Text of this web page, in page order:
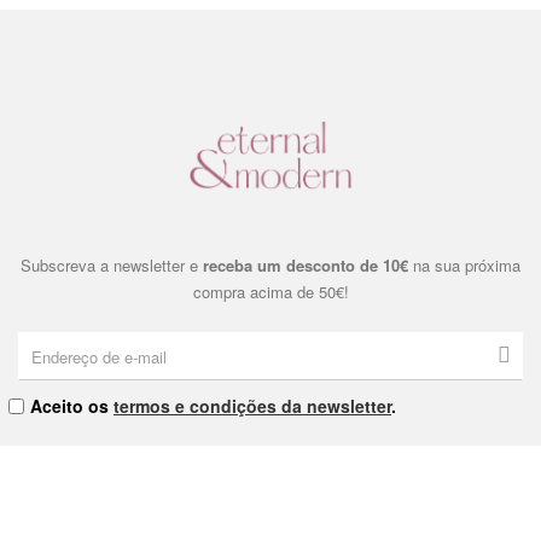
Subscreva a newsletter e receba um desconto de 10€ na sua próxima
compra acima de 50€!
Aceito os termos e condições da newsletter.